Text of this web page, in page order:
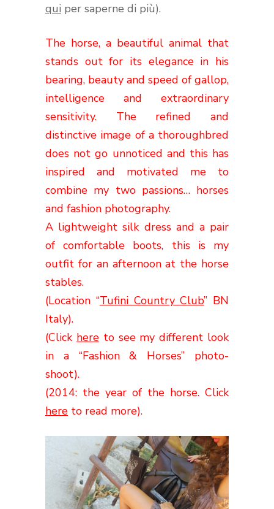
qui per saperne di più).
The horse, a beautiful animal that
stands out for its elegance in his
bearing, beauty and speed of gallop,
intelligence and
extraordinary
sensitivity. The
refined and
distinctive image of a thoroughbred
does not go unnoticed and thishas
inspired and motivated me
to
combine my two passions… horses
and fashion photography.
A lightweight silk dress and a pair
of comfortable boots, this is my
outfit for an afternoon at the horse
stables.
(Location “Tufini Country Club” BN
Italy).
(Click hereto see my different look
in a “Fashion & Horses” photo-
shoot).
(2014: the year of the horse. Click
here to read more).